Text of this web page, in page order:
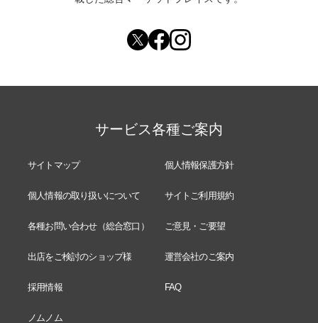
サービス各種ご案内
サイトマップ 個人情報保護方針
個人情報の取り扱いについて サイトご利用規約
各種お問い合わせ（総合窓口） ご意見・ご要望
出店をご検討のショップ様 運営会社のご案内
採用情報 FAQ
ノムノム